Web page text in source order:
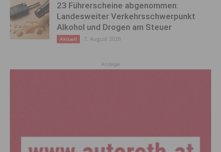
23 Führerscheine abgenommen:
Landesweiter Verkehrsschwerpunkt
Alkohol und Drogen am Steuer
Aktuell 7. August 2026
Anzeige